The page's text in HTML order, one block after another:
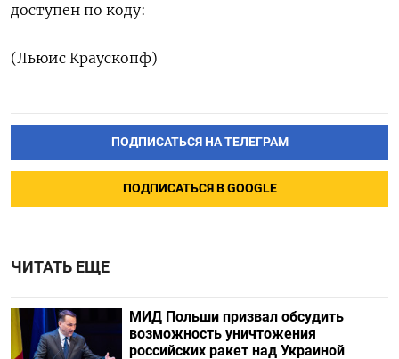
доступен по коду:
(Льюис Краускопф)
ПОДПИСАТЬСЯ НА ТЕЛЕГРАМ
ПОДПИСАТЬСЯ В GOOGLE
ЧИТАТЬ ЕЩЕ
МИД Польши призвал обсудить
возможность уничтожения
российских ракет над Украиной